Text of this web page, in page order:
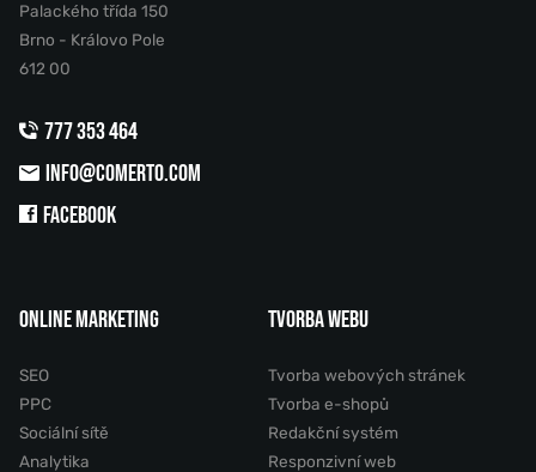
Palackého třída 150
Brno - Královo Pole
612 00
777 353 464
INFO@COMERTO.COM
FACEBOOK
ONLINE MARKETING
SEO
PPC
Sociální sítě
Analytika
TVORBA WEBU
Tvorba webových stránek
Tvorba e-shopů
Redakční systém
Responzivní web